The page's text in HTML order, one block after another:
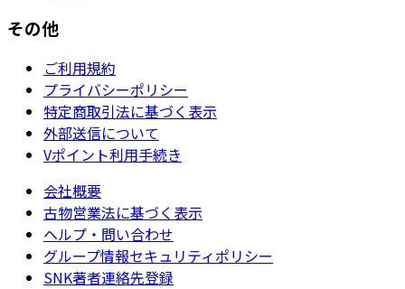
その他
ご利用規約
プライバシーポリシー
特定商取引法に基づく表示
外部送信について
Vポイント利用手続き
会社概要
古物営業法に基づく表示
ヘルプ・問い合わせ
グループ情報セキュリティポリシー
SNK著者連絡先登録